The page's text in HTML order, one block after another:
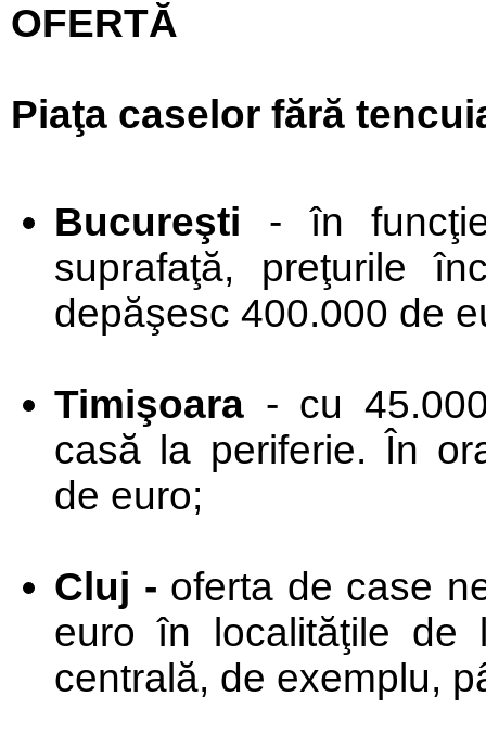
OFERTĂ
Piaţa caselor fără
Bucureşti - în
suprafaţă, preţurile
depăşesc 400.000 de
Timişoara - cu
casă la periferie. În
de euro;
Cluj - oferta de case
euro în localităţile de
centrală, de exemplu,